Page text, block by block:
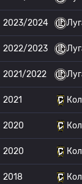
2023/2024
2022/2023
2021/2022
2021
2020
2020
2018